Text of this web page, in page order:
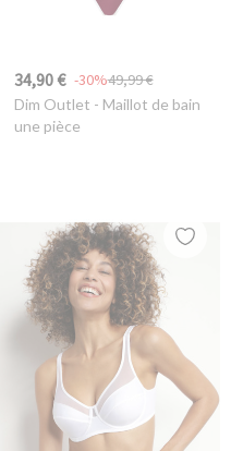
34,90 € 49,99 €
-30%
Dim Outlet - Maillot de bain
une pièce